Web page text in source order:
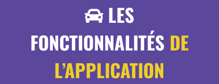
LES
FONCTIONNALITÉS DE
L’APPLICATION